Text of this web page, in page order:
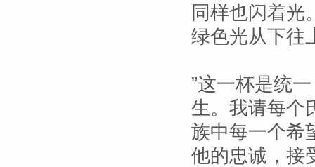
同样也闪着光
绿色光从下往
”这一杯是统
生。我请每个
族中每一个希
他的忠诚，接